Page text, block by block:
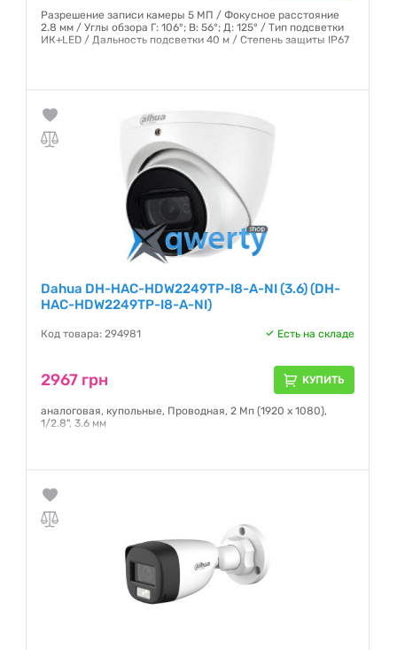
Разрешение записи камеры 5 МП / Фокусное расстояние
2.8 мм / Углы обзора Г: 106°; В: 56°; Д: 125° / Тип подсветки
ИК+LED / Дальность подсветки 40 м / Степень защиты IP67
Dahua DH-HAC-HDW2249TP-I8-A-NI (3.6) (DH-
HAC-HDW2249TP-I8-A-NI)
Код товара: 294981 Есть на складе
2967 грн КУПИТЬ
аналоговая, купольные, Проводная, 2 Мп (1920 x 1080),
1/2.8", 3.6 мм